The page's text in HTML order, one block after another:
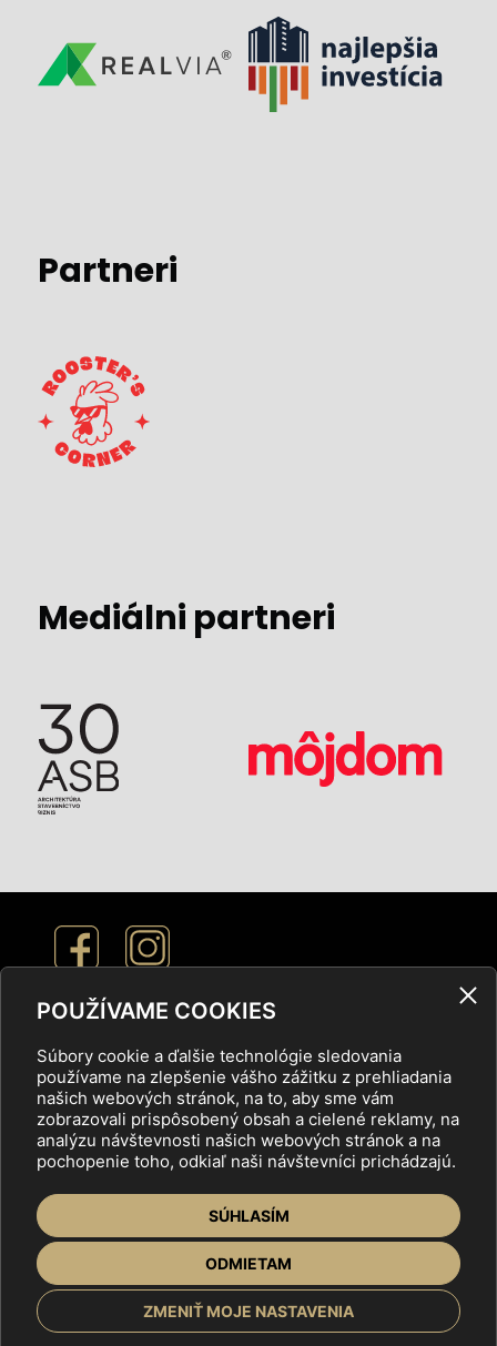
POUŽÍVAME COOKIES
Súbory cookie a ďalšie technológie sledovania
používame na zlepšenie vášho zážitku z prehliadania
našich webových stránok, na to, aby sme vám
zobrazovali prispôsobený obsah a cielené reklamy, na
analýzu návštevnosti našich webových stránok a na
pochopenie toho, odkiaľ naši návštevníci prichádzajú.
SÚHLASÍM
ODMIETAM
ZMENIŤ MOJE NASTAVENIA
Partneri
Mediálni partneri
Nastavenie cookies
Ochrana osobných údajov
Copyright © 2025 Veľtrh nehnuteľností, tvorba web stránok
ÚVOD VYSTAVOVATELIA
NÁVŠTEVNÍCI
PONUKY
O NÁS GALÉRIA KONTAKT